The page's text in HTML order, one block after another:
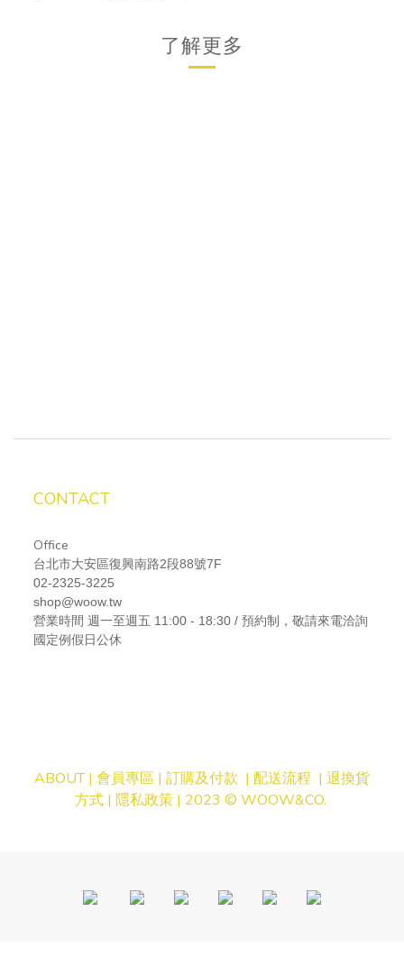
了解更多
CONTACT
Office
台北市大安區復興南路2段88號7F
02-2325-3225
shop@woow.tw
營業時間 週一至週五 11:00 - 18:30 / 預約制，敬請來電洽詢
國定例假日公休
ABOUT | 會員專區 | 訂購及付款 | 配送流程 | 退換貨
方式 | 隱私政策| 2023 © WOOW&CO.